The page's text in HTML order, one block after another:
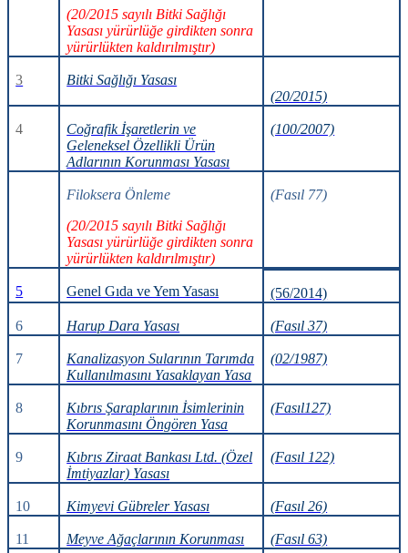
(20/2015 sayılı Bitki Sağlığı
Yasası yürürlüğe girdikten sonra
yürürlükten kaldırılmıştır)
3
Bitki Sağlığı Yasası
(20/2015)
4
Coğrafik İşaretlerin ve
Geleneksel Özellikli Ürün
Adlarının Korunması Yasası
(100/2007)
Filoksera Önleme
(20/2015 sayılı Bitki Sağlığı
Yasası yürürlüğe girdikten sonra
yürürlükten kaldırılmıştır)
(Fasıl 77)
5 Genel Gıda ve Yem Yasası (56/2014)
6 Harup Dara Yasası (Fasıl 37)
7
Kanalizasyon Sularının Tarımda
Kullanılmasını Yasaklayan Yasa
(02/1987)
8
Kıbrıs Şaraplarının İsimlerinin
Korunmasını Öngören Yasa
(Fasıl127)
9
Kıbrıs Ziraat Bankası Ltd. (Özel
İmtiyazlar) Yasası
(Fasıl 122)
10 Kimyevi Gübreler Yasası (Fasıl 26)
11 Meyve Ağaçlarının Korunması (Fasıl 63)